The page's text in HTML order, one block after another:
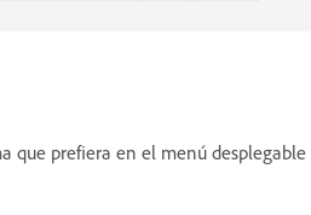
que prefiera en el menú desplegable